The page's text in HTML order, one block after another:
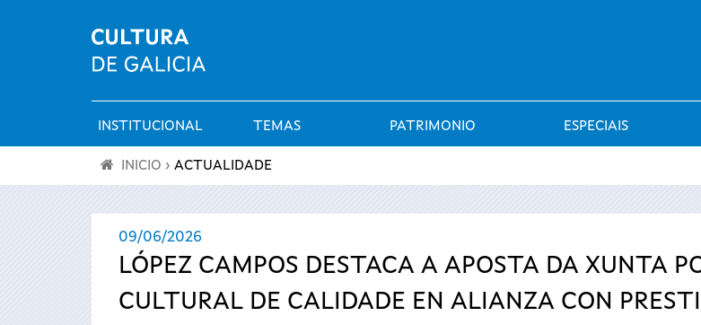
Menú
principal
INSTITUCIONAL TEMAS PATRIMONIO ESPECIAIS
está
INICIO › ACTUALIDADE
09/06/2026
LÓPEZ CAMPOS DESTACA A APOSTA DA XUNTA
CULTURAL DE CALIDADE EN ALIANZA CON